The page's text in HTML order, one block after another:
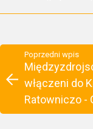
Poprzedni wpis
włączeni do
Ratowniczo -